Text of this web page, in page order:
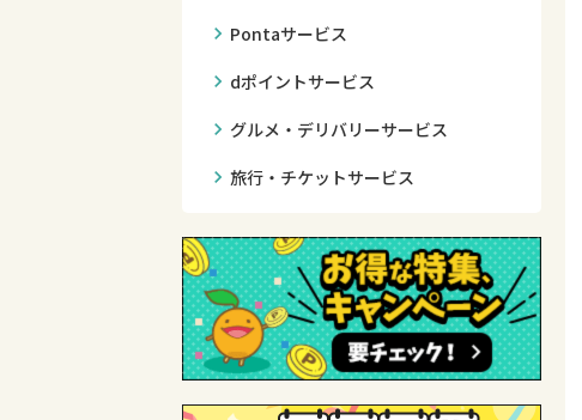
chevron_right Pontaサービス
chevron_right dポイントサービス
chevron_right グルメ・デリバリーサービス
chevron_right 旅行・チケットサービス